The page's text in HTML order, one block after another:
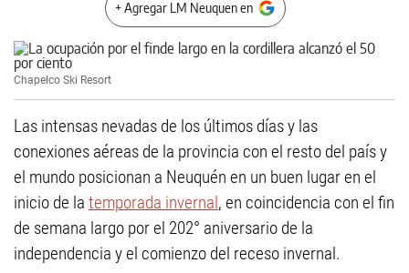
+ Agregar LM Neuquen en
Chapelco Ski Resort
Las intensas nevadas de los últimos días y las
conexiones aéreas de la provincia con el resto del país y
el mundo posicionan a Neuquén en un buen lugar en el
inicio de la temporada invernal, en coincidencia con el fin
de semana largo por el 202° aniversario de la
independencia y el comienzo del receso invernal.